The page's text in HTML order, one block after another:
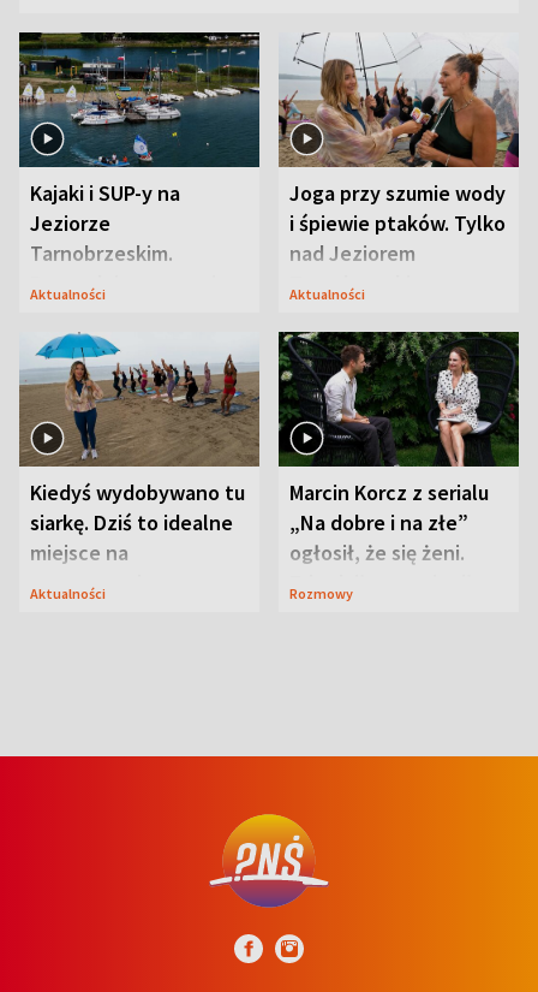
Kajaki i SUP-y na
Jeziorze
Tarnobrzeskim.
Przyrodnicy zwracają
Aktualności
Joga przy szumie wody
i śpiewie ptaków. Tylko
nad Jeziorem
Tarnobrzeskim
Aktualności
Kiedyś wydobywano tu
siarkę. Dziś to idealne
miejsce na
wypoczynek
Aktualności
Marcin Korcz z serialu
„Na dobre i na złe”
ogłosił, że się żeni.
Zdradził, co zmienił
Rozmowy